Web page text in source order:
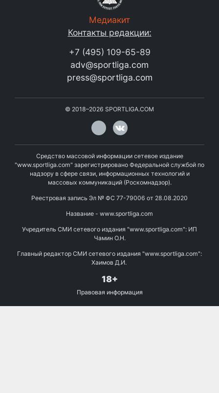
Медиакит
Контакты редакции:
+7 (495) 109-65-89
adv@sportliga.com
press@sportliga.com
© 2018–2026 SPORTLIGA.COM
Средство массовой информации сетевое издание
"www.sportliga.com" зарегистрировано Федеральной службой по
надзору в сфере связи, информационных технологий и
массовых коммуникаций (Роскомнадзор).
Реестровая запись Эл № ФС 77-79006 от 28.08.2020
Название - www.sportliga.com
Учредитель СМИ сетевого издания "www.sportliga.com": ИП
Чамин О.Н.
Главный редактор СМИ сетевого издания "www.sportliga.com":
Хаимов Д.И.
18+
Правовая информация